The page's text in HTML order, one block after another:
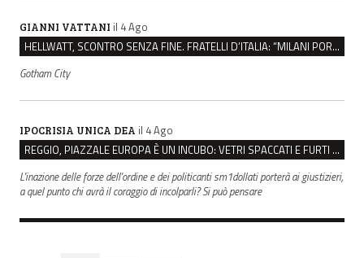
GIANNI VATTANI il 4 Ago
HELLWATT, SCONTRO SENZA FINE. FRATELLI D’ITALIA: “MILANI PORTA DOCUMENTI, DE FRANCO INSULTI”
Gotham City
IPOCRISIA UNICA DEA il 4 Ago
REGGIO, PIAZZALE EUROPA È UN INCUBO: VETRI SPACCATI E FURTI SULLE AUTO IN SOSTA
L'inazione delle forze dell'ordine e dei politicanti sm1dollati porterà ai giustizieri,
a quel punto chi avrà il coraggio di incolparli? Si può pensare